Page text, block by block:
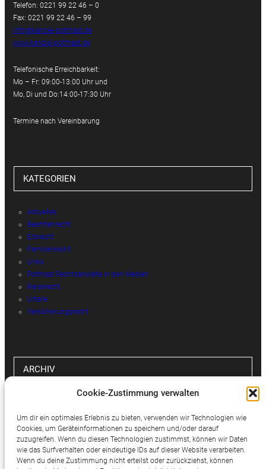
Cookie-Zustimmung verwalten
Um dir ein optimales Erlebnis zu bieten, verwenden wir Technologien wie
Cookies, um Geräteinformationen zu speichern und/oder darauf
zuzugreifen. Wenn du diesen Technologien zustimmst, können wir Daten
wie das Surfverhalten oder eindeutige IDs auf dieser Website verarbeiten.
Wenn du deine Zustimmung nicht erteilst oder zurückziehst, können
Telefon: 0221 99 22 46 – 0
Fax: 0221 99 22 46 – 99
info@kanzlei-potthast.de
www.kanzlei-potthast.de
Telefonische Erreichbarkeit:
Mo – Fr: 09:00-13:00 Uhr und
Mo, Di und Do:14:00-17:30 Uhr
Termine nach Vereinbarung
KATEGORIEN
Aktuelles
Beamtenrecht
Erbrecht
Familienrecht
Links
Potthast Rechtsanwälte in den Medien
Reiserecht
Urteile
Versicherungsrecht
ARCHIV
SOCIAL MEDIA